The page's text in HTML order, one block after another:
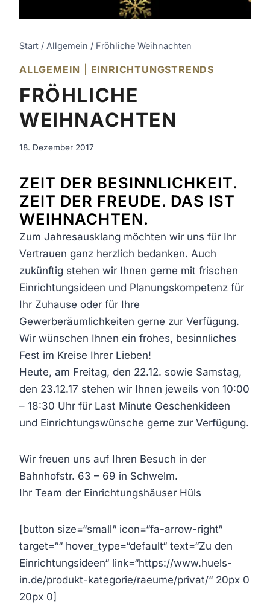
Start / Allgemein / Fröhliche Weihnachten
ALLGEMEIN EINRICHTUNGSTRENDS
FRÖHLICHE
WEIHNACHTEN
18. Dezember 2017
ZEIT DER BESINNLICHKEIT.
ZEIT DER FREUDE. DAS IST
WEIHNACHTEN.
Zum Jahresausklang möchten wir uns für Ihr
Vertrauen ganz herzlich bedanken. Auch
zukünftig stehen wir Ihnen gerne mit frischen
Einrichtungsideen und Planungskompetenz für
Ihr Zuhause oder für Ihre
Gewerberäumlichkeiten gerne zur Verfügung.
Wir wünschen Ihnen ein frohes, besinnliches
Fest im Kreise Ihrer Lieben!
Heute, am Freitag, den 22.12. sowie Samstag,
den 23.12.17 stehen wir Ihnen jeweils von 10:00
– 18:30 Uhr für Last Minute Geschenkideen
und Einrichtungswünsche gerne zur Verfügung.
Wir freuen uns auf Ihren Besuch in der
Bahnhofstr. 63 – 69 in Schwelm.
Ihr Team der Einrichtungshäuser Hüls
[button size=“small“ icon=“fa-arrow-right“
target=““ hover_type=“default“ text=“Zu den
Einrichtungsideen“ link=“https://www.huels-
in.de/produkt-kategorie/raeume/privat/“ 20px 0
20px 0]